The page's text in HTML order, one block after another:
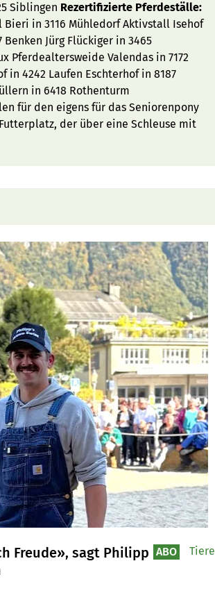
Siblingen Rezertifizierte Pferdeställe:
in 3116 Mühledorf Aktivstall Isehof
Jürg Flückiger in 3465
Pferdealtersweide Valendas in 7172
in 4242 Laufen Eschterhof in 8187
in 6418 Rothenturm
für den eigens für das Seniorenpony
der über eine Schleuse mit
Freude», sagt Philipp ABO Tiere